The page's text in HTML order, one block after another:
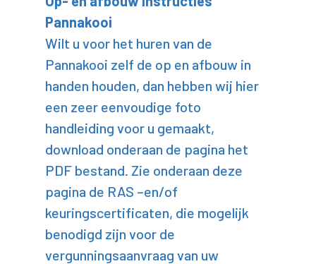
Pannakooi
Wilt u voor het huren van de
Pannakooi zelf de op en afbouw in
handen houden, dan hebben wij hier
een zeer eenvoudige foto
handleiding voor u gemaakt,
download onderaan de pagina het
PDF bestand. Zie onderaan deze
pagina de RAS –en/of
keuringscertificaten, die mogelijk
benodigd zijn voor de
vergunningsaanvraag van uw